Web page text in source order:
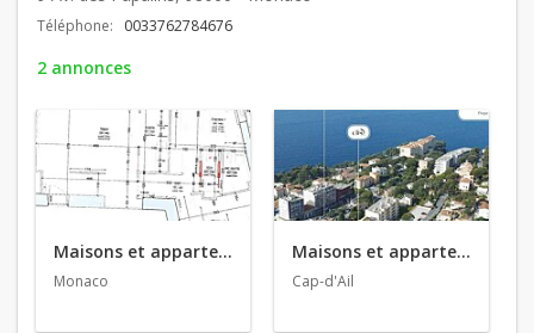
Téléphone: 0033762784676
2 annonces
Maisons et appartements en location
Monaco
Maisons et appartements en vente
Cap-d'Ail